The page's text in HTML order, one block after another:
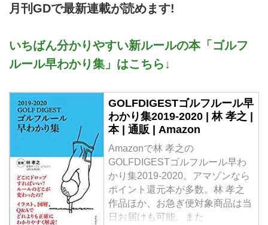
月刊GDで最新連載が読めます!
いちばん分かりやすい新ルールの本「ゴルフ
ルール早わかり集」はこちら↓
GOLFDIGESTゴルフルール早
わかり集2019-2020 | 林 孝之 |
本 | 通販 | Amazon
Amazonで林 孝之の
GOLFDIGESTゴルフルール早わ
かり集2019-2020。アマゾンなら
ポイント還元本が多数。林 孝之
作品ほか、お急ぎ便対象商品は当
日お届けも可能。また